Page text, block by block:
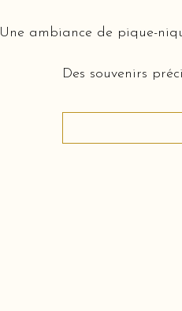
Une ambiance de pique-
Des souvenirs